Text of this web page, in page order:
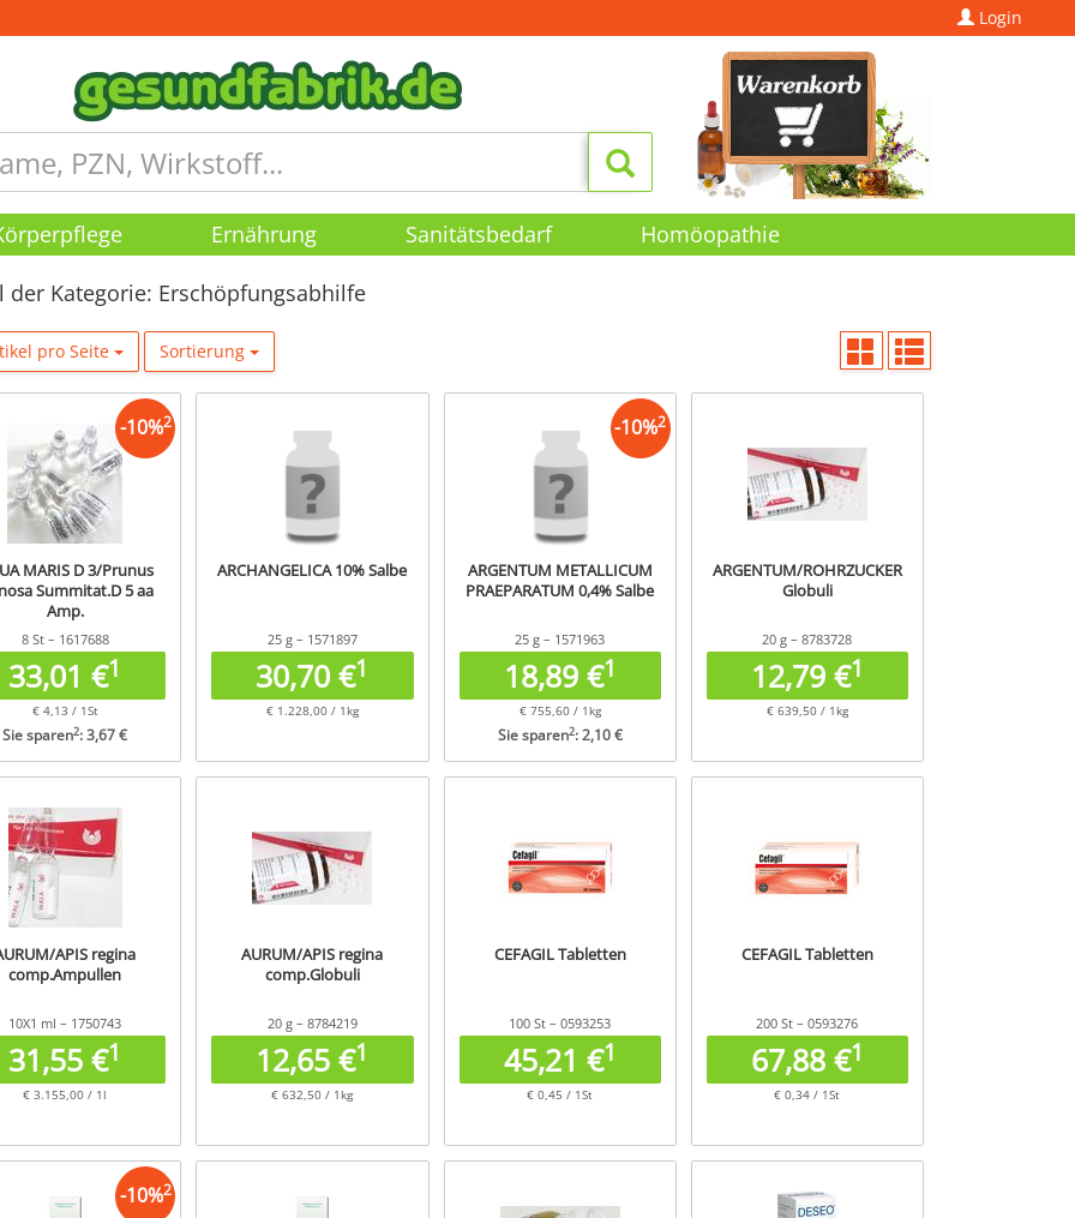
Login
Ernährung Sanitätsbedarf Homöopathie
der Kategorie: Erschöpfungsabhilfe
pro Seite Sortierung
MARIS D 3/Prunus
Summitat.D 5 aa
Amp.
8 St – 1617688
33,01 €1
€ 4,13 / 1St
Sie sparen2: 3,67 €
-10%2
ARCHANGELICA 10% Salbe
25 g – 1571897
30,70 €1
€ 1.228,00 / 1kg
ARGENTUM METALLICUM
PRAEPARATUM 0,4% Salbe
25 g – 1571963
18,89 €1
€ 755,60 / 1kg
Sie sparen2: 2,10 €
-10%2
ARGENTUM/ROHRZUCKER
Globuli
20 g – 8783728
12,79 €1
€ 639,50 / 1kg
APIS regina
comp.Ampullen
10X1 ml – 1750743
31,55 €1
€ 3.155,00 / 1l
AURUM/APIS regina
comp.Globuli
20 g – 8784219
12,65 €1
€ 632,50 / 1kg
CEFAGIL Tabletten
100 St – 0593253
45,21 €1
€ 0,45 / 1St
CEFAGIL Tabletten
200 St – 0593276
67,88 €1
€ 0,34 / 1St
-10%2